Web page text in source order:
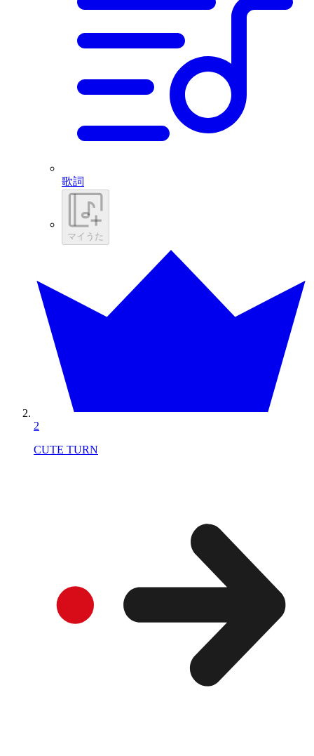
歌詞
マイうた
2
CUTE TURN